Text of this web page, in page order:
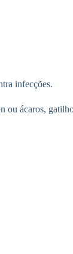
infecções.
ácaros,